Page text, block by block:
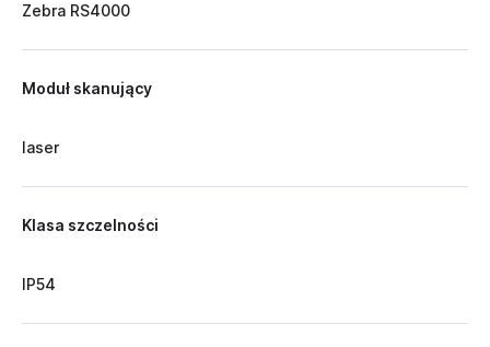
Zebra RS4000
Moduł skanujący
laser
Klasa szczelności
IP54